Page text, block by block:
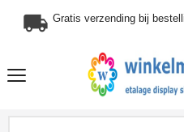
Gratis verzending bij